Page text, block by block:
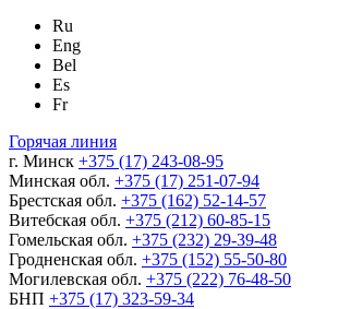
Ru
Eng
Bel
Es
Fr
Горячая линия
г. Минск +375 (17) 243-08-95
Минская обл. +375 (17) 251-07-94
Брестская обл. +375 (162) 52-14-57
Витебская обл. +375 (212) 60-85-15
Гомельская обл. +375 (232) 29-39-48
Гродненская обл. +375 (152) 55-50-80
Могилевская обл. +375 (222) 76-48-50
БНП +375 (17) 323-59-34